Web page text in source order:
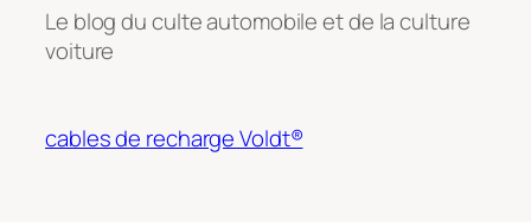
Le blog du culte automobile et de la culture
voiture
cables de recharge Voldt®